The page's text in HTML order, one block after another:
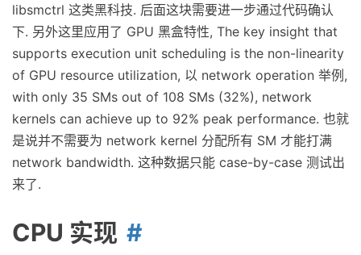
libsmctrl 这类黑科技. 后面这块需要进一步通过代码确认
下. 另外这里应用了 GPU 黑盒特性, The key insight that
supports execution unit scheduling is the non-linearity
of GPU resource utilization, 以 network operation 举例,
with only 35 SMs out of 108 SMs (32%), network
kernels can achieve up to 92% peak performance. 也就
是说并不需要为 network kernel 分配所有 SM 才能打满
network bandwidth. 这种数据只能 case-by-case 测试出
来了.
CPU 实现